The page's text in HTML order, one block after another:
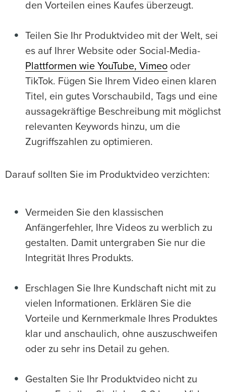
den Vorteilen eines Kaufes überzeugt.
Teilen Sie Ihr Produktvideo mit der Welt, sei
es auf Ihrer Website oder Social-Media-
Plattformen wie YouTube, Vimeo oder
TikTok. Fügen Sie Ihrem Video einen klaren
Titel, ein gutes Vorschaubild, Tags und eine
aussagekräftige Beschreibung mit möglichst
relevanten Keywords hinzu, um die
Zugriffszahlen zu optimieren.
Darauf sollten Sie im Produktvideo verzichten:
Vermeiden Sie den klassischen
Anfängerfehler, Ihre Videos zu werblich zu
gestalten. Damit untergraben Sie nur die
Integrität Ihres Produkts.
Erschlagen Sie Ihre Kundschaft nicht mit zu
vielen Informationen. Erklären Sie die
Vorteile und Kernmerkmale Ihres Produktes
klar und anschaulich, ohne auszuschweifen
oder zu sehr ins Detail zu gehen.
Gestalten Sie Ihr Produktvideo nicht zu